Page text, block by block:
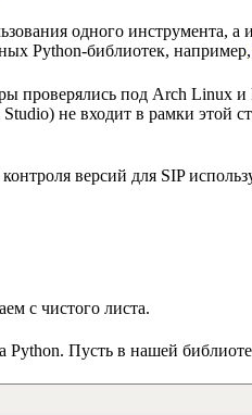
одного инструмента, а
Python-библиотек, например,
проверялись под Arch Linux
не входит в рамки этой
версий для SIP
с чистого листа.
Пусть в нашей